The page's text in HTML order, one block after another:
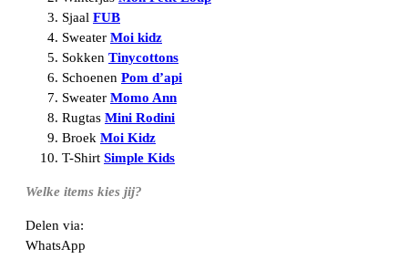
Sjaal FUB
Sweater Moi kidz
Sokken Tinycottons
Schoenen Pom d’api
Sweater Momo Ann
Rugtas Mini Rodini
Broek Moi Kidz
T-Shirt Simple Kids
Welke items kies jij?
Delen via:
WhatsApp